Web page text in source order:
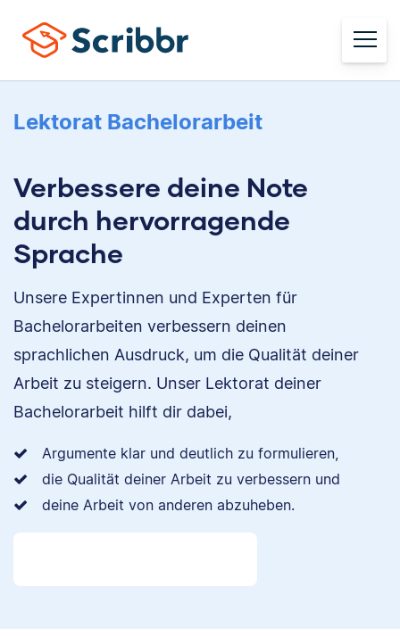
Lektorat Bachelorarbeit
Verbessere deine Note
durch hervorragende
Sprache
Unsere Expertinnen und Experten für
Bachelorarbeiten verbessern deinen
sprachlichen Ausdruck, um die Qualität deiner
Arbeit zu steigern. Unser Lektorat deiner
Bachelorarbeit hilft dir dabei,
Argumente klar und deutlich zu formulieren,
die Qualität deiner Arbeit zu verbessern und
deine Arbeit von anderen abzuheben.